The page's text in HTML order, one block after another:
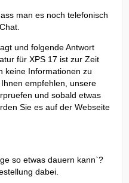
man es noch telefonisch
und folgende Antwort
für XPS 17 ist zur Zeit
keine Informationen zu
empfehlen, unsere
und sobald etwas
Sie es auf der Webseite
so etwas dauern kann`?
dabei.